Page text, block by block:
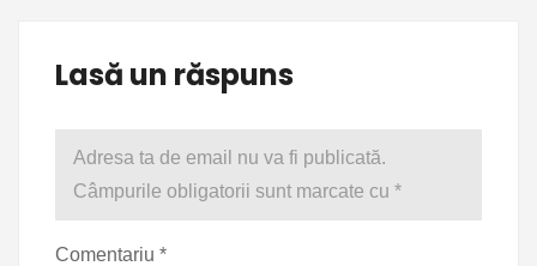
Lasă un răspuns
Adresa ta de email nu va fi publicată.
Câmpurile obligatorii sunt marcate cu *
Comentariu *